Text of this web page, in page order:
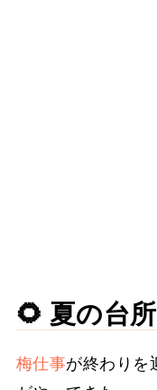
🌻 夏の台
梅仕事が終わりを